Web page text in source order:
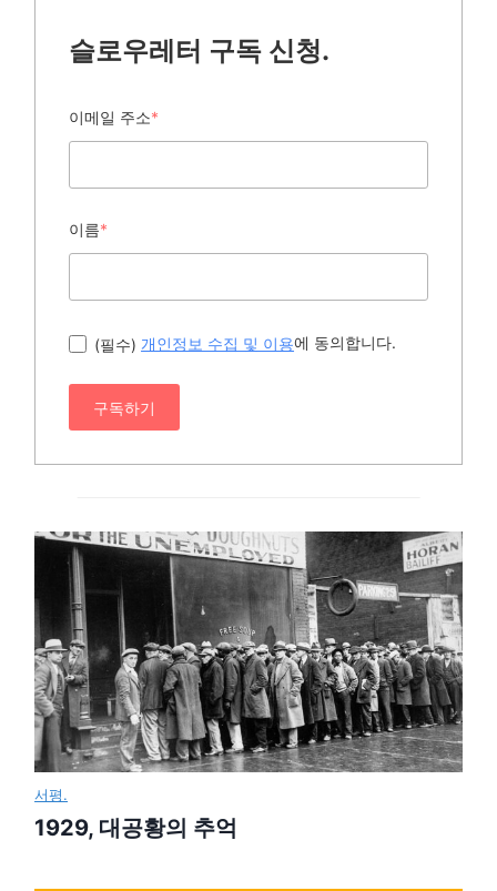
슬로우레터 구독 신청.
이메일 주소*
이름*
(필수) 개인정보 수집 및 이용에 동의합니다.
구독하기
서평.
1929, 대공황의 추억